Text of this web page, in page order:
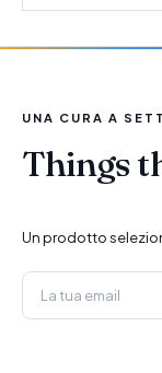
UNA CURA A
Things
Un prodotto